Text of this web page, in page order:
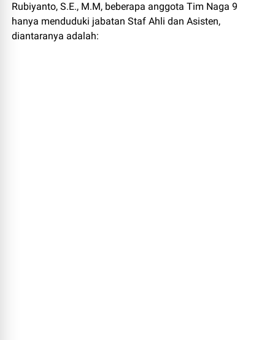
Rubiyanto, S.E., M.M, beberapa anggota Tim Naga 9
hanya menduduki jabatan Staf Ahli dan Asisten,
diantaranya adalah: